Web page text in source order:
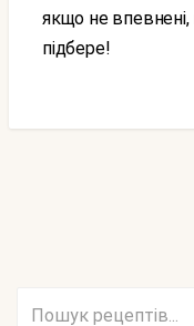
якщо не впевнені,
підбере!